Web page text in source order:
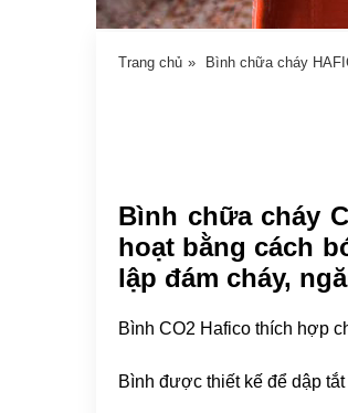
Trang chủ » Bình chữa cháy
Bình chữa cháy
hoạt bằng cách
lập đám cháy,
Bình CO2 Hafico thích hợp
Bình được thiết kế để dập